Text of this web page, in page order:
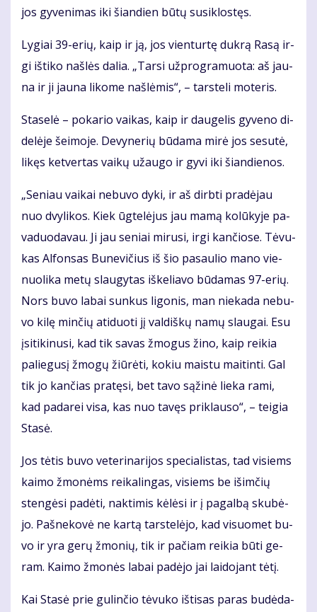
jos gy­ve­ni­mas iki šian­dien bū­tų su­si­klos­tęs.
Ly­giai 39-erių, kaip ir ją, jos vien­tur­tę duk­rą Ra­są ir­
gi iš­ti­ko naš­lės da­lia. „Tar­si už­prog­ra­muo­ta: aš jau­
na ir ji jau­na li­ko­me naš­lė­mis“, – tars­te­li mo­te­ris.
Sta­se­lė – po­ka­rio vai­kas, kaip ir dau­ge­lis gy­ve­no di­
de­lė­je šei­mo­je. De­vy­ne­rių bū­da­ma mi­rė jos se­su­tė,
li­kęs ket­ver­tas vai­kų už­au­go ir gy­vi iki šian­die­nos.
„Se­niau vai­kai ne­bu­vo dy­ki, ir aš dirb­ti pra­dė­jau
nuo dvy­li­kos. Kiek ūg­te­lė­jus jau ma­mą ko­lū­ky­je pa­
va­duo­da­vau. Ji jau se­niai mi­ru­si, ir­gi kan­čio­se. Tė­vu­
kas Al­fon­sas Bu­ne­vi­čius iš šio pa­sau­lio ma­no vie­
nuo­li­ka me­tų slau­gy­tas iš­ke­lia­vo bū­da­mas 97-erių.
Nors bu­vo la­bai sun­kus li­go­nis, man nie­ka­da ne­bu­
vo ki­lę min­čių ati­duo­ti jį val­diš­kų na­mų slau­gai. Esu
įsi­ti­ki­nu­si, kad tik sa­vas žmo­gus ži­no, kaip rei­kia
pa­lie­gu­sį žmo­gų žiū­rė­ti, ko­kiu mais­tu mai­tin­ti. Gal
tik jo kan­čias pra­tę­si, bet ta­vo są­ži­nė lie­ka ra­mi,
kad pa­da­rei vi­sa, kas nuo ta­vęs pri­klau­so“, – tei­gia
Sta­sė.
Jos tė­tis bu­vo ve­te­ri­na­ri­jos spe­cia­lis­tas, tad vi­siems
kai­mo žmo­nėms rei­ka­lin­gas, vi­siems be iš­im­čių
sten­gė­si pa­dė­ti, nak­ti­mis kė­lė­si ir į pa­gal­bą sku­bė­
jo. Pa­šne­ko­vė ne kar­tą tars­te­lė­jo, kad vi­suo­met bu­
vo ir yra ge­rų žmo­nių, tik ir pa­čiam rei­kia bū­ti ge­
ram. Kai­mo žmo­nės la­bai pa­dė­jo jai lai­do­jant tė­tį.
Kai Sta­sė prie gu­lin­čio tė­vu­ko iš­ti­sas pa­ras bu­dė­da­